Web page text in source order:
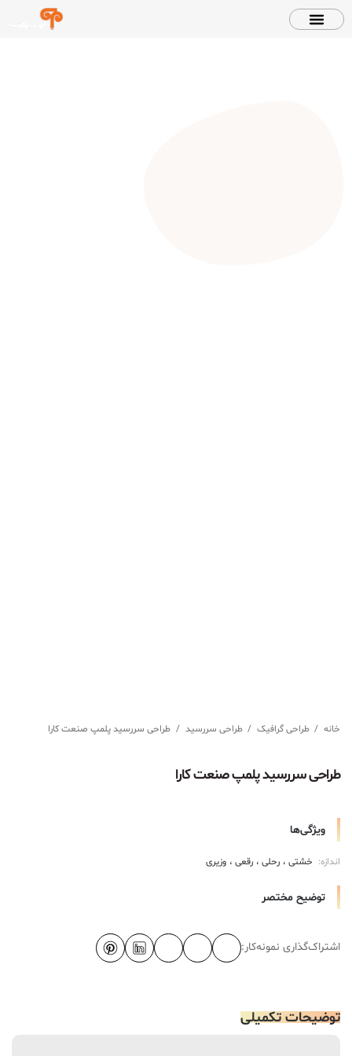
خانه / طراحی گرافیک / طراحی سررسید / طراحی سررسید پلمپ صنعت کارا
توضیح مختصر
طراحی سررسید پلمپ صنعت کارا
ویژگی‌ها
اندازه: خشتی رحلی رقعی وزیری
اشتراک‌گذاری نمونه‌کار:
توضیحات تکمیلی